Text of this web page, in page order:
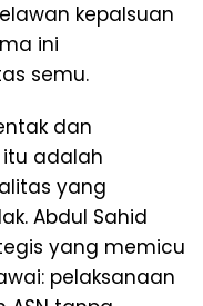
kepalsuan
ini
semu.
dan
adalah
yang
Abdul Sahid
yang memicu
pelaksanaan